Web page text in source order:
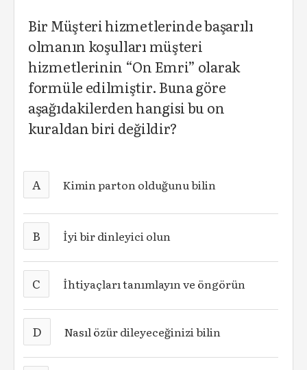
Bir Müşteri hizmetlerinde başarılı
olmanın koşulları müşteri
hizmetlerinin “On Emri” olarak
formüle edilmiştir. Buna göre
aşağıdakilerden hangisi bu on
kuraldan biri değildir?
A Kimin parton olduğunu bilin
B İyi bir dinleyici olun
C İhtiyaçları tanımlayın ve öngörün
D Nasıl özür dileyeceğinizi bilin